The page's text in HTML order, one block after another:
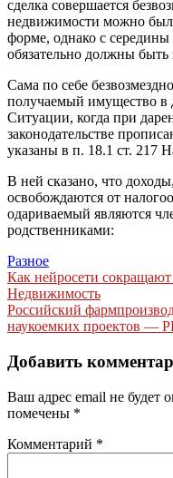
сделка совершается
недвижимости можно
форме, однако с середины
обязательно должны быть
Сама по себе
получаемый имущество в
Ситуации, когда при
законодательстве
указаны в п. 18.1 ст. 217
В ней сказано, что
освобождаются от
одариваемый являются
родственниками:
Разное
Навигация
по
записям
Как нейросети
Недвижимость
Российский
наукоемких проектов —
Добавить
Ваш адрес email не будет
помечены *
Комментарий *